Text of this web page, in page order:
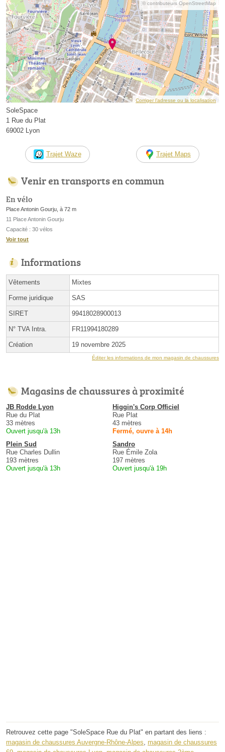
© contributeurs OpenStreetMap
Corriger l’adresse ou la localisation
SoleSpace
1 Rue du Plat
69002 Lyon
Trajet Waze Trajet Maps
Venir en transports en commun
En vélo
Place Antonin Gourju, à 72 m
11 Place Antonin Gourju
Capacité : 30 vélos
Voir tout
Informations
Vêtements Mixtes
Forme juridique SAS
SIRET 99418028900013
N° TVA Intra. FR11994180289
Création 19 novembre 2025
Éditer les informations de mon magasin de chaussures
Magasins de chaussures à proximité
JB Rodde Lyon
Rue du Plat
33 mètres
Ouvert jusqu'à 13h
Higgin's Corp Officiel
Rue Plat
43 mètres
Fermé, ouvre à 14h
Plein Sud
Rue Charles Dullin
193 mètres
Ouvert jusqu'à 13h
Sandro
Rue Émile Zola
197 mètres
Ouvert jusqu'à 19h
Retrouvez cette page "SoleSpace Rue du Plat" en partant des liens :
magasin de chaussures Auvergne-Rhône-Alpes
magasin de chaussures